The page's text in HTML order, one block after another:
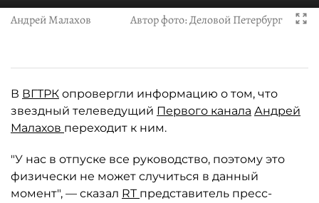
Андрей Малахов Автор фото:Деловой Петербург
В ВГТРК опровергли информацию о том, что
звездный телеведущий Первого канала Андрей
Малахов переходит к ним.
"У нас в отпуске все руководство, поэтому это
физически не может случиться в данный
момент", — сказал RT представитель пресс-